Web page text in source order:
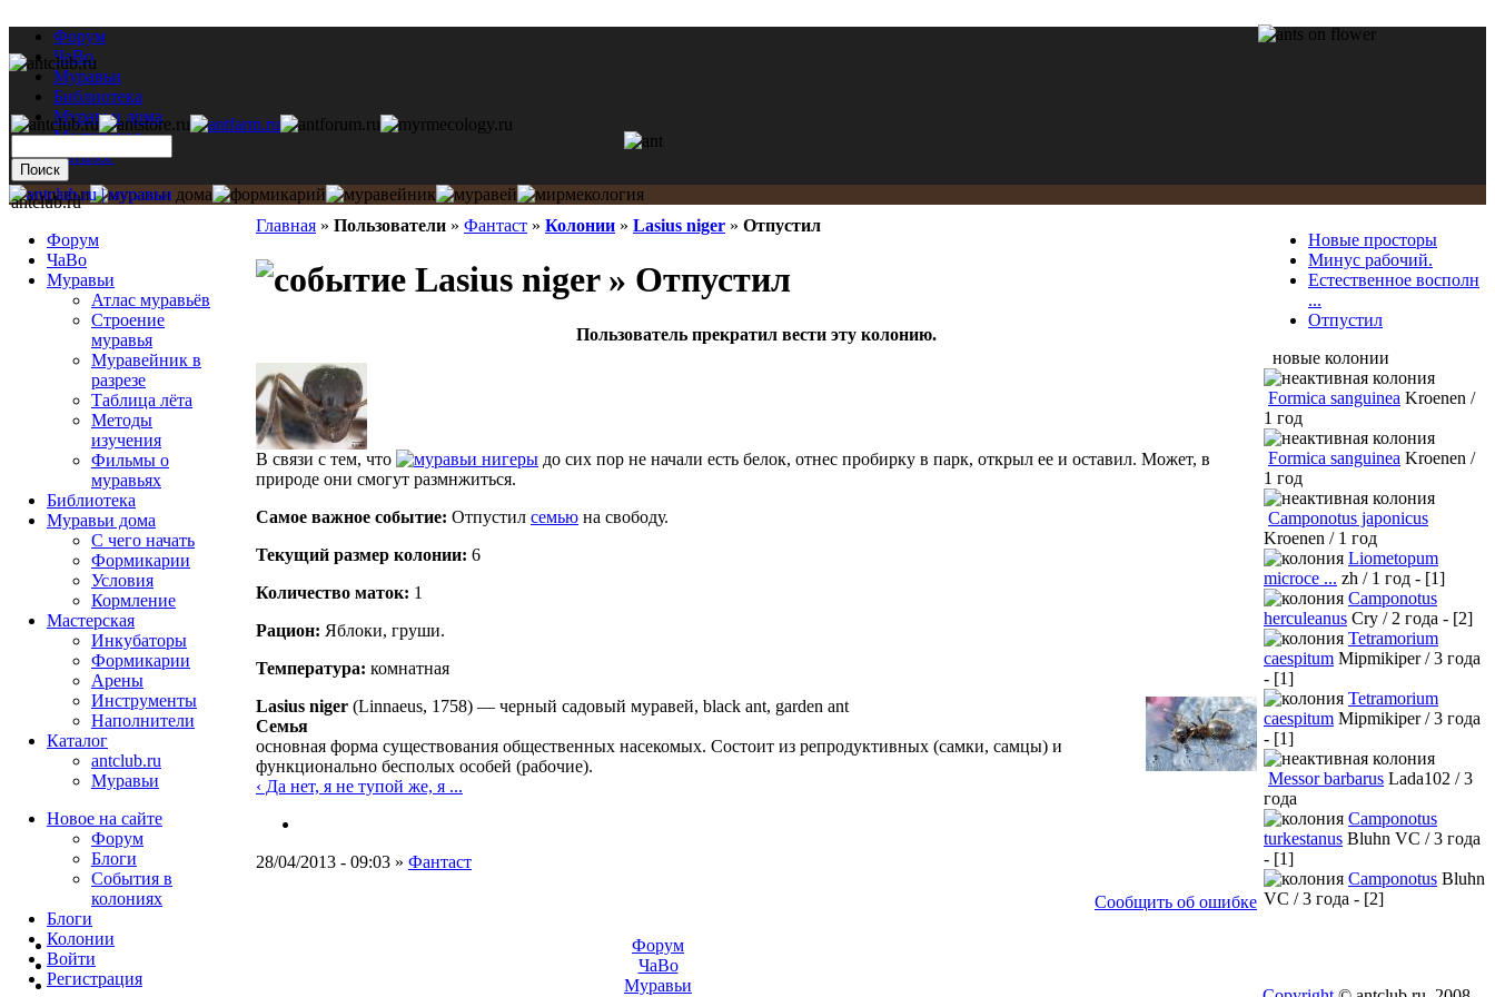
Форум
ЧаВо
Муравьи
Библиотека
Муравьи дома
Мастерская
Каталог
Главная » Пользователи » Фантаст » Колонии » Lasius niger » Отпустил
Lasius niger » Отпустил
Пользователь прекратил вести эту колонию.
В связи с тем, что нигеры до сих пор не начали есть белок, отнес пробирку в парк, открыл ее и оставил. Может, в
природе они смогут размнжиться.
Самое важное событие: Отпустил семью на свободу.
Текущий размер кoлонии: 6
Количество маток: 1
Рацион: Яблоки, груши.
Температура: комнатная
Lasius niger (Linnaeus, 1758) — черный садовый муравей, black ant, garden ant
Семья
основная форма существования общественных насекомых. Состоит из репродуктивных (самки, самцы) и
функционально бесполых особей (рабочие).
‹ Да нет, я не тупой же, я ...
28/04/2013 - 09:03 » Фантаст
Сообщить об ошибке
antclub.ru
Форум
ЧаВо
Муравьи
Атлас муравьёв
Строение
муравья
Муравейник в
разрезе
Таблица лёта
Методы
изучения
Фильмы о
муравьях
Библиотека
Муравьи дома
С чего начать
Формикарии
Условия
Кормление
Мастерская
Инкубаторы
Формикарии
Арены
Инструменты
Наполнители
Каталог
antclub.ru
Муравьи
Новое на сайте
Форум
Блоги
События в
колониях
Блоги
Колонии
Войти
Peгиcтpaция
Новые просторы
Минус рабочий.
Естественное восполн
...
Отпустил
новые колонии
Formica sanguinea Kroenen /
1 год
Formica sanguinea Kroenen /
1 год
Camponotus japonicus
Kroenen / 1 год
Liometopum
microce ... zh / 1 год - [1]
Camponotus
herculeanus Cry / 2 года - [2]
Tetramorium
caespitum Mipmikiper / 3 года
- [1]
Tetramorium
caespitum Mipmikiper / 3 года
- [1]
Messor barbarus Lada102 / 3
года
Camponotus
turkestanus Bluhn VC / 3 года
- [1]
Camponotus Bluhn
VC / 3 года - [2]
Форум
ЧаВо
Муравьи